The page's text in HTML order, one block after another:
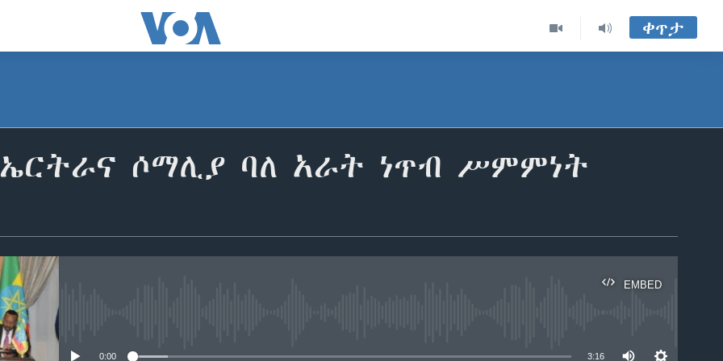
ቀጥታ
ሶማሊያ ባለ አራት ነጥብ ሥምምነት
EMBED
0:00 3:16